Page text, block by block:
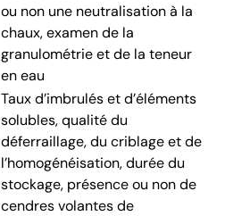
ou non une neutralisation à la
chaux, examen de la
granulométrie et de la teneur
en eau
Taux d’imbrulés et d’éléments
solubles, qualité du
déferraillage, du criblage et de
l’homogénéisation, durée du
stockage, présence ou non de
cendres volantes de